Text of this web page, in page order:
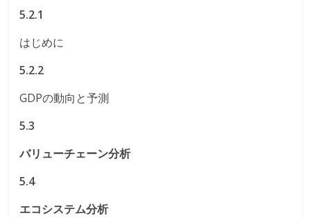
5.2.1
はじめに
5.2.2
GDPの動向と予測
5.3
バリューチェーン分析
5.4
エコシステム分析